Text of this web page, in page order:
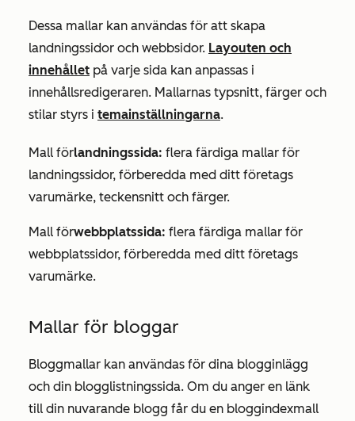
Dessa mallar kan användas för att skapa
landningssidor och webbsidor. Layouten och
innehållet på varje sida kan anpassas i
innehållsredigeraren. Mallarnas typsnitt, färger och
stilar styrs i temainställningarna.
Mall förlandningssida: flera färdiga mallar för
landningssidor, förberedda med ditt företags
varumärke, teckensnitt och färger.
Mall förwebbplatssida: flera färdiga mallar för
webbplatssidor, förberedda med ditt företags
varumärke.
Mallar för bloggar
Bloggmallar kan användas för dina blogginlägg
och din blogglistningssida. Om du anger en länk
till din nuvarande blogg får du en bloggindexmall